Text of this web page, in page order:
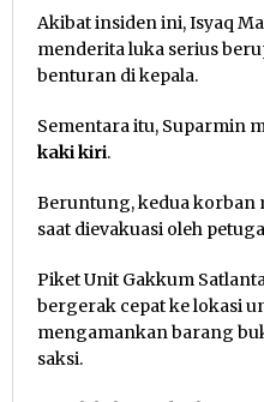
Akibat insiden ini, Isyaq
menderita luka serius
benturan di kepala.
Sementara itu, Suparmin
kaki kiri.
Beruntung, kedua korban
saat dievakuasi oleh
Piket Unit Gakkum
bergerak cepat ke lokasi
mengamankan barang
saksi.